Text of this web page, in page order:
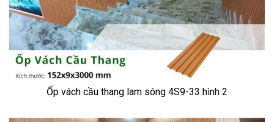
Ốp vách cầu thang lam sóng 4S9-33 hình 2